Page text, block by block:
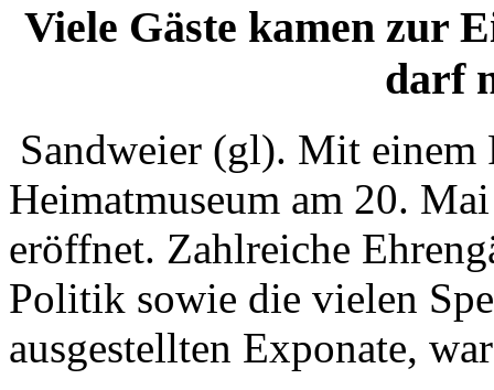
Viele Gäste kamen zur
darf
Sandweier (gl). Mit einem
Heimatmuseum am 20.
eröffnet. Zahlreiche
Politik sowie die vielen
ausgestellten Exponate,